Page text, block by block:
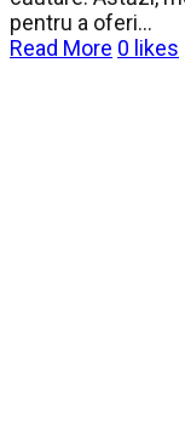
pentru a oferi...
Read More 0 likes